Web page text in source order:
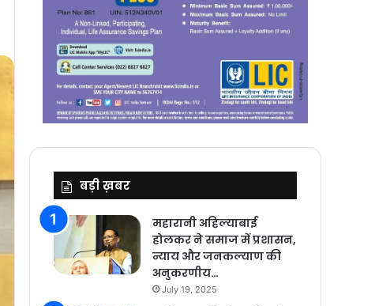
बड़ी ख़बर
महारानी अहिल्याबाई
होलकर ने समाज में प्रशासन,
न्याय और जनकल्याण की
अनुकरणीय…
July 19, 2025